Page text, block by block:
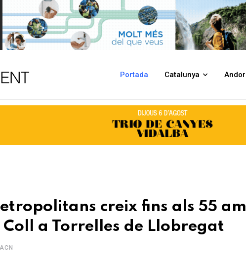
Portada Catalunya
creix fins als 55 amb la incorporació de Can Coll a Torrelles de Llobregat
creix fins als 55
a Torrelles de Llobregat
ACN